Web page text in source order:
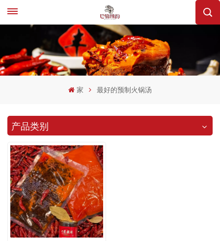
家 最好的预制火锅汤
产品类别